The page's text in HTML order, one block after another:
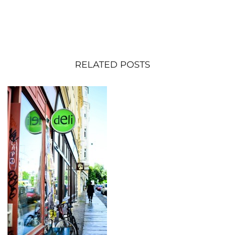
RELATED POSTS